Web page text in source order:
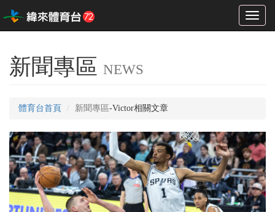
Toggle
新聞專區 NEWS
體育台首頁 新聞專區-Victor相關文章